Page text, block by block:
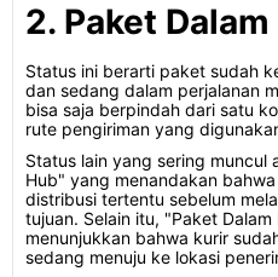
2. Paket
Status ini berarti paket sudah
dan sedang dalam perjalanan
bisa saja berpindah dari satu
rute pengiriman yang
Status lain yang sering muncul
Hub" yang menandakan
distribusi tertentu sebelum
tujuan. Selain itu, "Paket
menunjukkan bahwa kurir
sedang menuju ke lokasi